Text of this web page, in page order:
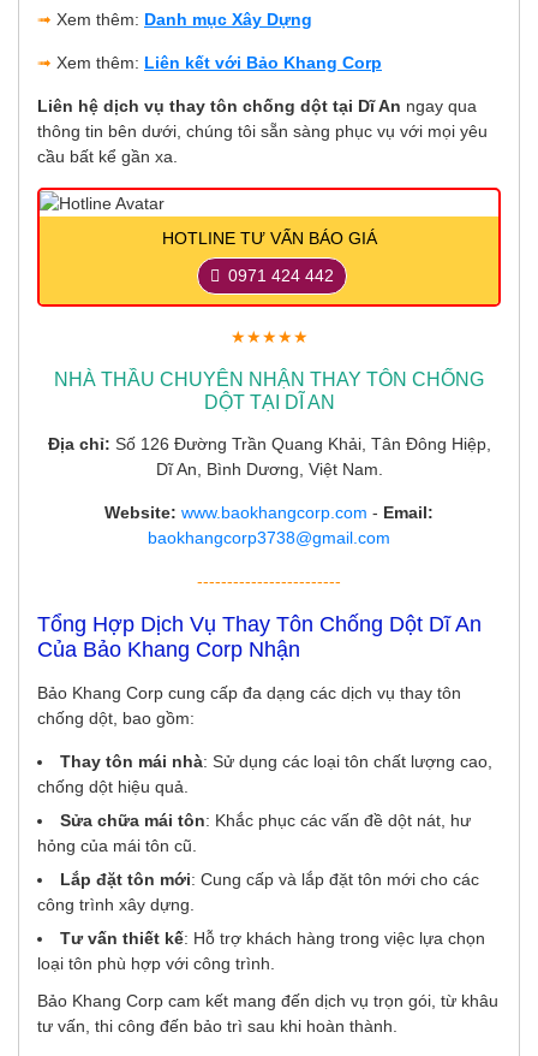
➟ Xem thêm: Danh mục Xây Dựng
➟ Xem thêm: Liên kết với Bảo Khang Corp
Liên hệ dịch vụ thay tôn chống dột tại Dĩ An ngay qua
thông tin bên dưới, chúng tôi sẵn sàng phục vụ với mọi yêu
cầu bất kể gần xa.
HOTLINE TƯ VẤN BÁO GIÁ
0971 424 442
★★★★★
NHÀ THẦU CHUYÊN NHẬN THAY TÔN CHỐNG
DỘT TẠI DĨ AN
Địa chỉ: Số 126 Đường Trần Quang Khải, Tân Đông Hiệp,
Dĩ An, Bình Dương, Việt Nam.
Website: www.baokhangcorp.com - Email:
baokhangcorp3738@gmail.com
------------------------
Tổng Hợp Dịch Vụ Thay Tôn Chống Dột Dĩ An
Của Bảo Khang Corp Nhận
Bảo Khang Corp cung cấp đa dạng các dịch vụ thay tôn
chống dột, bao gồm:
Thay tôn mái nhà: Sử dụng các loại tôn chất lượng cao,
chống dột hiệu quả.
Sửa chữa mái tôn: Khắc phục các vấn đề dột nát, hư
hỏng của mái tôn cũ.
Lắp đặt tôn mới: Cung cấp và lắp đặt tôn mới cho các
công trình xây dựng.
Tư vấn thiết kế: Hỗ trợ khách hàng trong việc lựa chọn
loại tôn phù hợp với công trình.
Bảo Khang Corp cam kết mang đến dịch vụ trọn gói, từ khâu
tư vấn, thi công đến bảo trì sau khi hoàn thành.